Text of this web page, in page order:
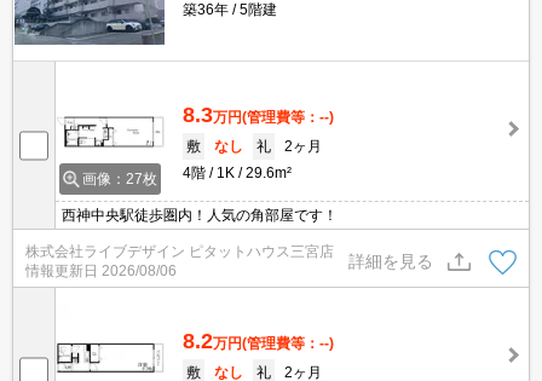
築36年
5階建
画像：27枚
8.3万円(管理費等：--)
敷
なし 礼
2ヶ月
4階
1K 29.6m²
西神中央駅徒歩圏内！人気の角部屋です！
株式会社ライブデザイン ピタットハウス三宮店
情報更新日 2026/08/06
詳細を見る
8.2万円(管理費等：--)
敷
なし 礼
2ヶ月